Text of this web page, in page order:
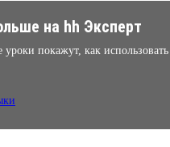
на hh Эксперт
уроки покажут, как